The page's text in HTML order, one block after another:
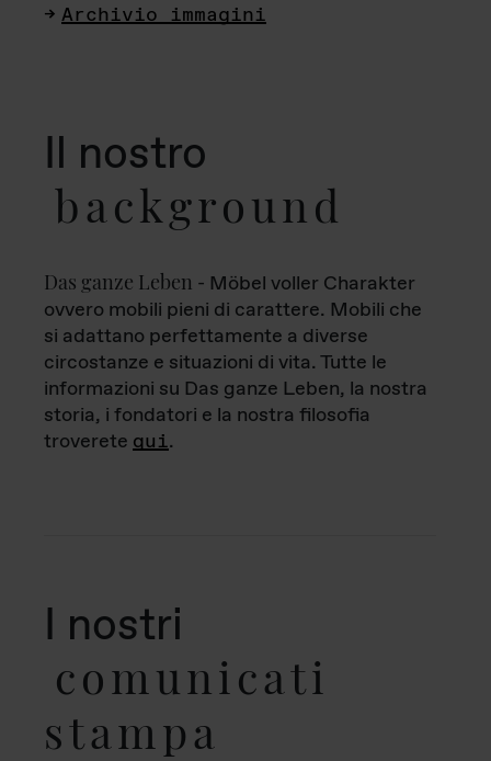
Archivio immagini
Il nostro
background
Das ganze Leben - Möbel voller Charakter
ovvero mobili pieni di carattere. Mobili che
si adattano perfettamente a diverse
circostanze e situazioni di vita. Tutte le
informazioni su Das ganze Leben, la nostra
storia, i fondatori e la nostra filosofia
troverete qui.
I nostri
comunicati
stampa